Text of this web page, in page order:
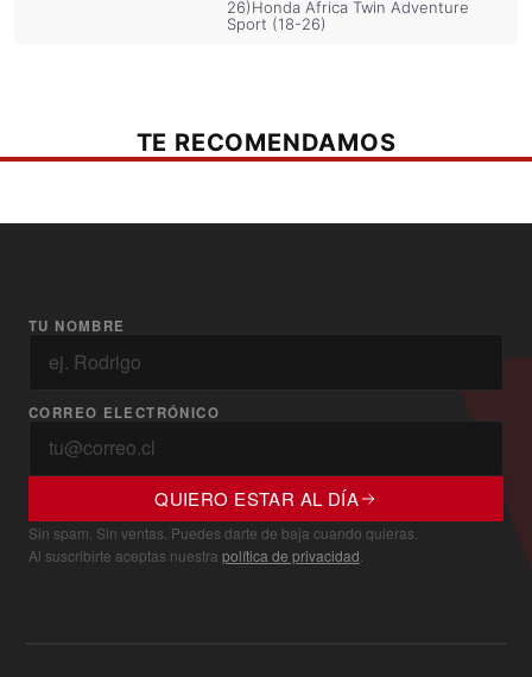
26)Honda Africa Twin Adventure
Sport (18-26)
TE RECOMENDAMOS
TU NOMBRE
CORREO ELECTRÓNICO
QUIERO ESTAR AL DÍA
Sin spam. Sin ventas. Puedes darte de baja cuando quieras.
Al suscribirte aceptas nuestra política de privacidad